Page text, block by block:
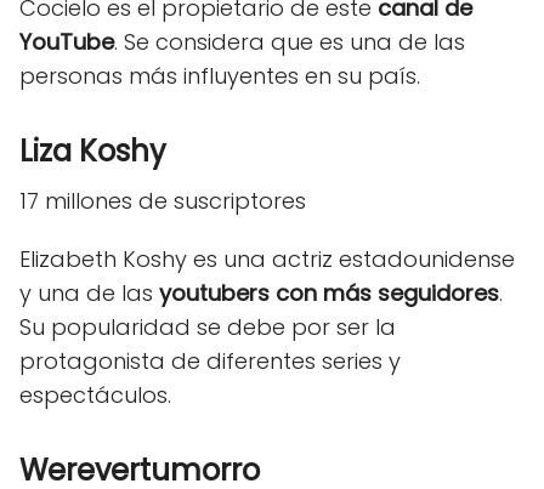
Cocielo es el propietario de este canal de
YouTube. Se considera que es una de las
personas más influyentes en su país.
Liza Koshy
17 millones de suscriptores
Elizabeth Koshy es una actriz estadounidense
y una de las youtubers con más seguidores.
Su popularidad se debe por ser la
protagonista de diferentes series y
espectáculos.
Werevertumorro